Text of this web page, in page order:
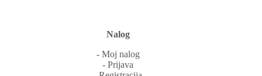
Nalog
‐ Moj nalog
‐ Prijava